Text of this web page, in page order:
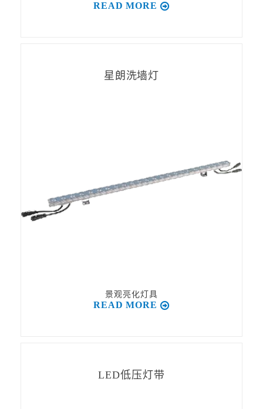
READ MORE
星朗洗墙灯
景观亮化灯具
READ MORE
LED低压灯带